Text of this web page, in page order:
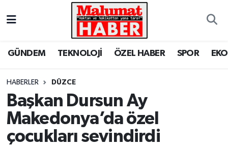
GÜNDEM TEKNOLOJİ ÖZEL HABER SPOR
HABERLER DÜZCE
Başkan Dursun Ay
Makedonya’da özel
çocukları sevindirdi
Nöbetçi Eczaneler
Süper Lig Puan Durumu ve Fikstür
Tüm Manşetler